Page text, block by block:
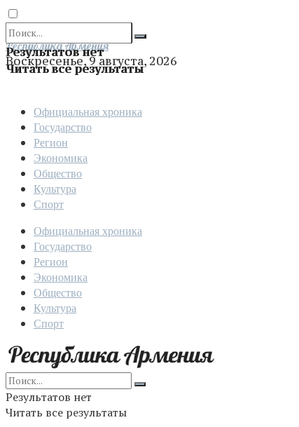
Результатов нет
Читать все результаты
Отправить
Республика Армения
Воскресенье, 9 августа, 2026
Официальная хроника
Государство
Регион
Экономика
Общество
Культура
Спорт
Официальная хроника
Государство
Регион
Экономика
Общество
Культура
Спорт
Результатов нет
Читать все результаты